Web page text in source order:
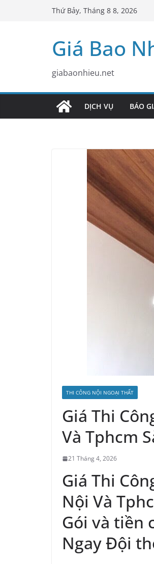
Thứ Bảy, Tháng 8 8, 2026
Giá Bao
giabaonhieu.net
DỊCH VỤ BÁO
THI CÔNG NỘI NGOẠI THẤT
Giá Thi
Và Tphcm
21 Tháng 4, 2026
Giá Thi
Nội Và
Gói và tiền
Ngay Đội